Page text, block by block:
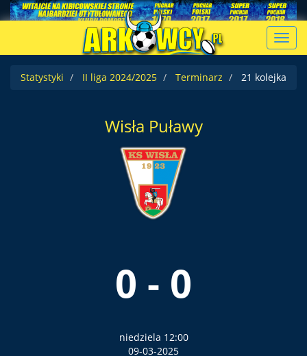
Statystyki
II liga 2024/2025 Terminarz 21 kolejka
Wisła Puławy
0 - 0
niedziela 12:00
09-03-2025